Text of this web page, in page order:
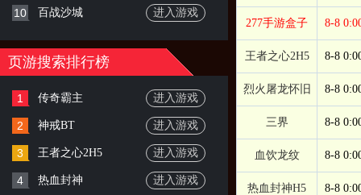
10 百战沙城 进入游戏
页游搜索排行榜
1 传奇霸主 进入游戏
2 神戒BT 进入游戏
3 王者之心2H5 进入游戏
4 热血封神 进入游戏
277手游盒子 8-8
王者之心2H5 8-8
烈火屠龙怀旧 8-8
三界 8-8
血饮龙纹 8-8
热血封神H5 8-8